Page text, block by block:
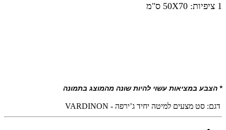
1 ציפיות: 50X70 ס"מ
* הצבע במציאות עשוי להיות שונה מהמוצג בתמונה
דגם: סט מצעים למיטה יחיד ג’ירפה - VARDINON